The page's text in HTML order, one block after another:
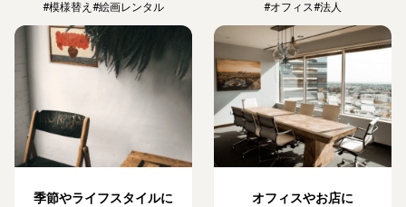
#模様替え #絵画レンタル
季節やライフスタイルに
#オフィス#法人
オフィスやお店に